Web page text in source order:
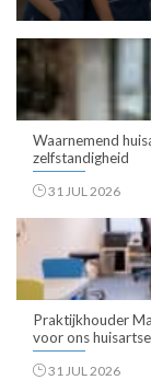
Waarnemend
zelfstandigheid
31 JUL 2026
Praktijkhouder
voor ons
31 JUL 2026